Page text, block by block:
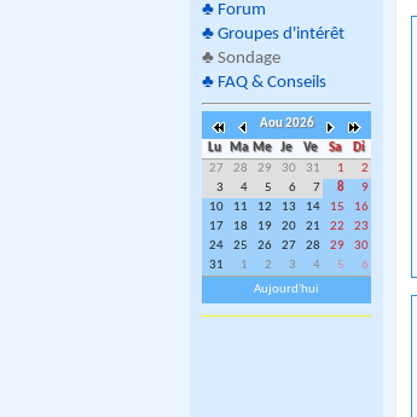
♣ Forum
♣ Groupes d'intérêt
♣ Sondage
♣ FAQ & Conseils
Aou 2026
Lu
Ma Me Je Ve Sa
Di
27
28 29 30 31 1
2
3
4 5 6 7 8
9
10
11 12 13 14 15
16
17
18 19 20 21 22
23
24
25 26 27 28 29
30
31
1 2 3 4 5
6
Aujourd'hui